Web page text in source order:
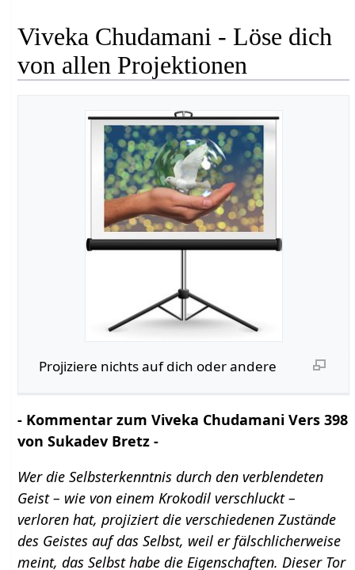
Viveka Chudamani - Löse dich
von allen Projektionen
Projiziere nichts auf dich oder andere
- Kommentar zum Viveka Chudamani Vers 398
von Sukadev Bretz -
Wer die Selbsterkenntnis durch den verblendeten
Geist – wie von einem Krokodil verschluckt –
verloren hat, projiziert die verschiedenen Zustände
des Geistes auf das Selbst, weil er fälschlicherweise
meint, das Selbst habe die Eigenschaften. Dieser Tor